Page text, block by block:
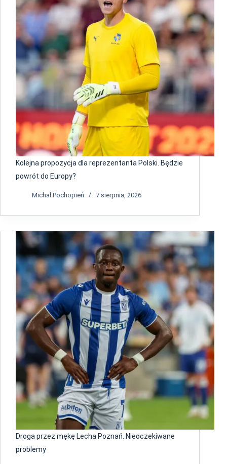
Kolejna propozycja dla reprezentanta Polski. Będzie
powrót do Europy?
Michał Pochopień 7 sierpnia, 2026
Droga przez mękę Lecha Poznań. Nieoczekiwane
problemy